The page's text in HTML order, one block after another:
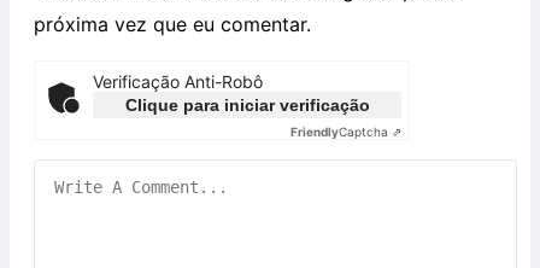
próxima vez que eu comentar.
Verificação Anti-Robô
Clique para iniciar verificação
FriendlyCaptcha ⇗